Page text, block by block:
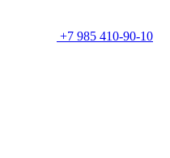
+7 985 410-90-10